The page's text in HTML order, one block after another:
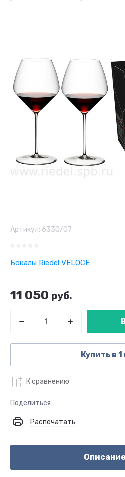
Артикул: 6330/07
Бокалы Riedel VELOCE
11 050 руб.
Купить в
К сравнению
Поделиться
Распечатать